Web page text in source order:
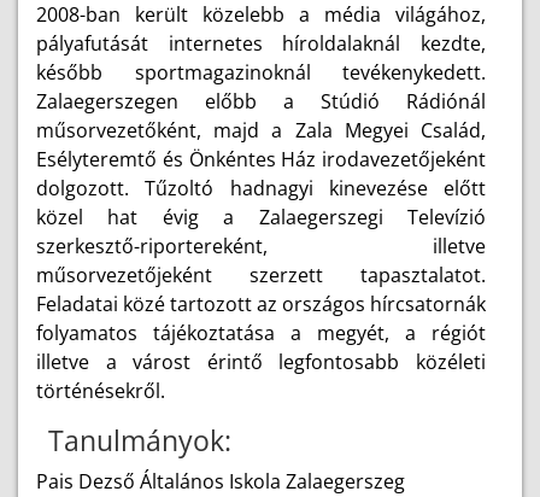
2008-ban került közelebb a média világához,
pályafutását internetes híroldalaknál kezdte,
később sportmagazinoknál tevékenykedett.
Zalaegerszegen előbb a Stúdió Rádiónál
műsorvezetőként, majd a Zala Megyei Család,
Esélyteremtő és Önkéntes Ház irodavezetőjeként
dolgozott. Tűzoltó hadnagyi kinevezése előtt
közel hat évig a Zalaegerszegi Televízió
szerkesztő-riportereként, illetve
műsorvezetőjeként szerzett tapasztalatot.
Feladatai közé tartozott az országos hírcsatornák
folyamatos tájékoztatása a megyét, a régiót
illetve a várost érintő legfontosabb közéleti
történésekről.
Tanulmányok:
Pais Dezső Általános Iskola Zalaegerszeg